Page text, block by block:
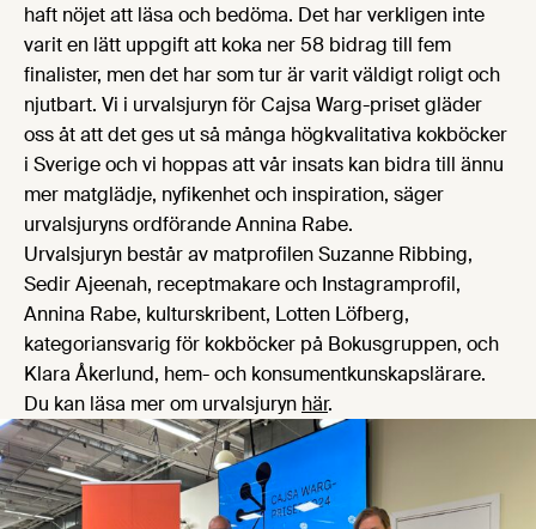
haft nöjet att läsa och bedöma. Det har verkligen inte
varit en lätt uppgift att koka ner 58 bidrag till fem
finalister, men det har som tur är varit väldigt roligt och
njutbart. Vi i urvalsjuryn för Cajsa Warg-priset gläder
oss åt att det ges ut så många högkvalitativa kokböcker
i Sverige och vi hoppas att vår insats kan bidra till ännu
mer matglädje, nyfikenhet och inspiration, säger
urvalsjuryns ordförande Annina Rabe.
Urvalsjuryn består av matprofilen Suzanne Ribbing,
Sedir Ajeenah, receptmakare och Instagramprofil,
Annina Rabe, kulturskribent, Lotten Löfberg,
kategoriansvarig för kokböcker på Bokusgruppen, och
Klara Åkerlund, hem- och konsumentkunskapslärare.
Du kan läsa mer om urvalsjuryn här.